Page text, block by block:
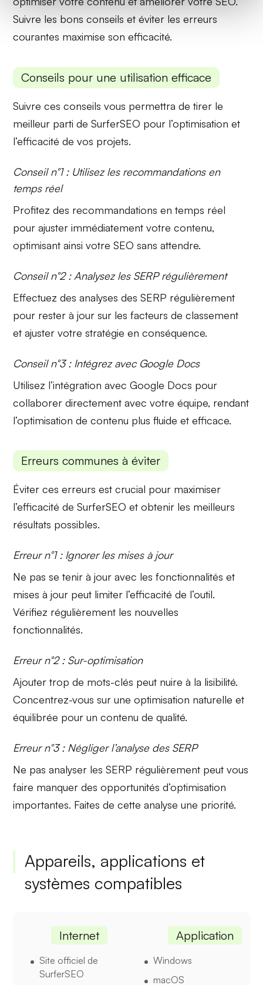
Suivre les bons conseils et éviter les erreurs
courantes maximise son efficacité.
Conseils pour une utilisation efficace
Suivre ces conseils vous permettra de tirer le
meilleur parti de SurferSEO pour l’optimisation et
l’efficacité de vos projets.
Conseil n°1 : Utilisez les recommandations en
temps réel
Profitez des recommandations en temps réel
pour ajuster immédiatement votre contenu,
optimisant ainsi votre SEO sans attendre.
Conseil n°2 : Analysez les SERP régulièrement
Effectuez des analyses desSERP régulièrement
pour rester à jour sur les facteurs de classement
et ajuster votre stratégie en conséquence.
Conseil n°3 : Intégrez avec Google Docs
Utilisez l’intégration avecGoogle Docs pour
collaborer directement avec votre équipe, rendant
l’optimisation de contenu plus fluide et efficace.
Erreurs communes à éviter
Éviter ces erreurs est crucial pour maximiser
l’efficacité de SurferSEO et obtenir les meilleurs
résultats possibles.
Erreur n°1 : Ignorer les mises à jour
Ne pas se tenir à jour avec lesfonctionnalités et
mises à jour peut limiter l’efficacité de l’outil.
Vérifiez régulièrement les nouvelles
fonctionnalités.
Erreur n°2 : Sur-optimisation
Ajouter trop de mots-clés peut nuire à la lisibilité.
Concentrez-vous sur une optimisation naturelle et
équilibrée pour un contenu de qualité.
Erreur n°3 : Négliger l’analyse des SERP
Ne pas analyser lesSERP régulièrement peut vous
faire manquer des opportunités d’optimisation
importantes. Faites de cette analyse une priorité.
Appareils, applications et
systèmes compatibles
Internet
Site officiel de
SurferSEO
Application
Windows
macOS